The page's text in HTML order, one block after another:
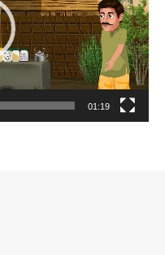
01:19